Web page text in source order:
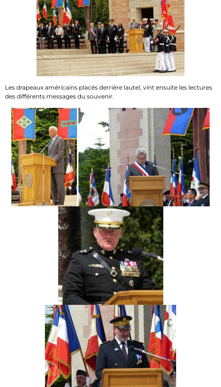
Les drapeaux américains placés derrière lautel, vint ensuite les lectures
des différents messages du souvenir.